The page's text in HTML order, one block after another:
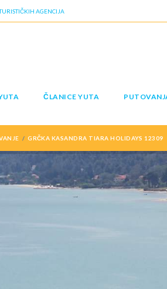
AGENCIJA
ČLANICE YUTA
GRČKA KASANDRA TIARA HOLIDAYS 12309